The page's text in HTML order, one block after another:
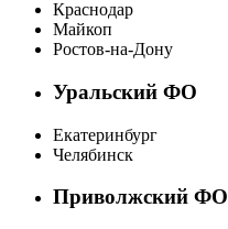
Краснодар
Майкоп
Ростов-на-Дону
Уральский ФО
Екатеринбург
Челябинск
Приволжский ФО